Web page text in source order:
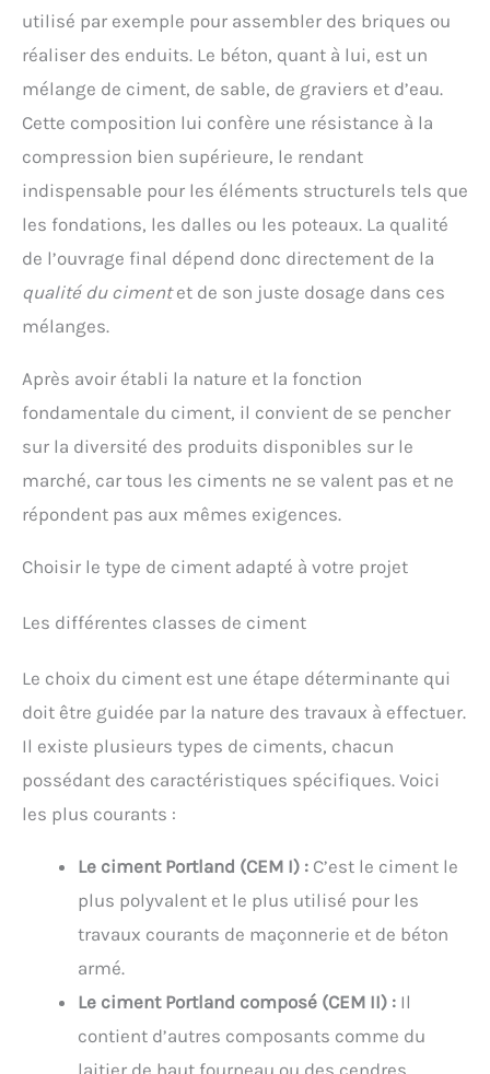
utilisé par exemple pour assembler des briques ou
réaliser des enduits. Le béton, quant à lui, est un
mélange de ciment, de sable, de graviers et d’eau.
Cette composition lui confère une résistance à la
compression bien supérieure, le rendant
indispensable pour les éléments structurels tels que
les fondations, les dalles ou les poteaux. La qualité
de l’ouvrage final dépend donc directement de la
qualité du cimentet de son juste dosage dans ces
mélanges.
Après avoir établi la nature et la fonction
fondamentale du ciment, il convient de se pencher
sur la diversité des produits disponibles sur le
marché, car tous les ciments ne se valent pas et ne
répondent pas aux mêmes exigences.
Choisir le type de ciment adapté à votre projet
Les différentes classes de ciment
Le choix du ciment est une étape déterminante qui
doit être guidée par la nature des travaux à effectuer.
Il existe plusieurs types de ciments, chacun
possédant des caractéristiques spécifiques. Voici
les plus courants :
Le ciment Portland (CEM I) : C’est le ciment le
plus polyvalent et le plus utilisé pour les
travaux courants de maçonnerie et de béton
armé.
Le ciment Portland composé (CEM II) : Il
contient d’autres composants comme du